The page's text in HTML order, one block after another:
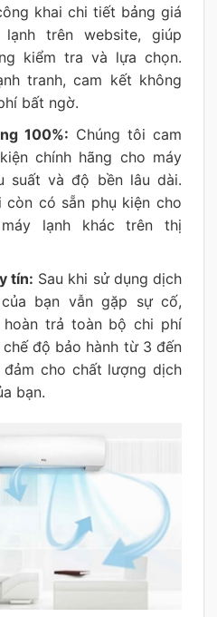
khai chi tiết bảng giá
trên website, giúp
kiểm tra và lựa chọn.
tranh, cam kết không
bất ngờ.
100%: Chúng tôi cam
chính hãng cho máy
suất và độ bền lâu dài.
còn có sẵn phụ kiện cho
lạnh khác trên thị
tín: Sau khi sử dụng dịch
bạn vẫn gặp sự cố,
trả toàn bộ chi phí
độ bảo hành từ 3 đến
cho chất lượng dịch
bạn.